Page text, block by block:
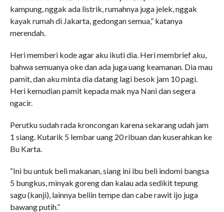
kampung, nggak ada listrik, rumahnya juga jelek, nggak
kayak rumah di Jakarta, gedongan semua,” katanya
merendah.
Heri memberi kode agar aku ikuti dia. Heri membrief aku,
bahwa semuanya oke dan ada juga uang keamanan. Dia mau
pamit, dan aku minta dia datang lagi besok jam 10 pagi.
Heri kemudian pamit kepada mak nya Nani dan segera
ngacir.
Perutku sudah rada kroncongan karena sekarang udah jam
1 siang. Kutarik 5 lembar uang 20 ribuan dan kuserahkan ke
Bu Karta.
“Ini bu untuk beli makanan, siang ini ibu beli indomi bangsa
5 bungkus, minyak goreng dan kalau ada sedikit tepung
sagu (kanji), lainnya beliin tempe dan cabe rawit ijo juga
bawang putih.”